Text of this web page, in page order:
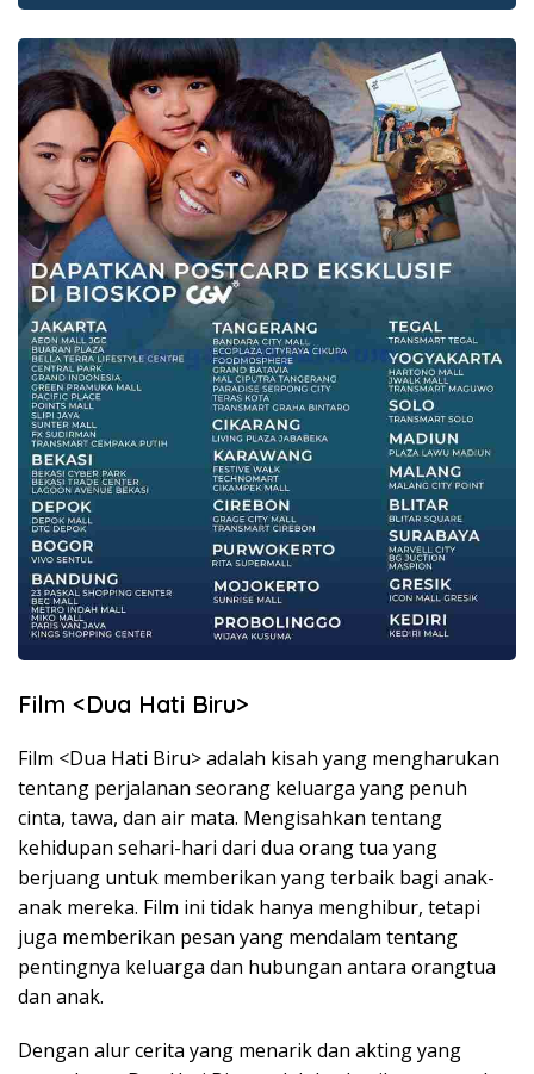
Film <Dua Hati Biru>
Film <Dua Hati Biru> adalah kisah yang mengharukan
tentang perjalanan seorang keluarga yang penuh
cinta, tawa, dan air mata. Mengisahkan tentang
kehidupan sehari-hari dari dua orang tua yang
berjuang untuk memberikan yang terbaik bagi anak-
anak mereka. Film ini tidak hanya menghibur, tetapi
juga memberikan pesan yang mendalam tentang
pentingnya keluarga dan hubungan antara orangtua
dan anak.
Dengan alur cerita yang menarik dan akting yang